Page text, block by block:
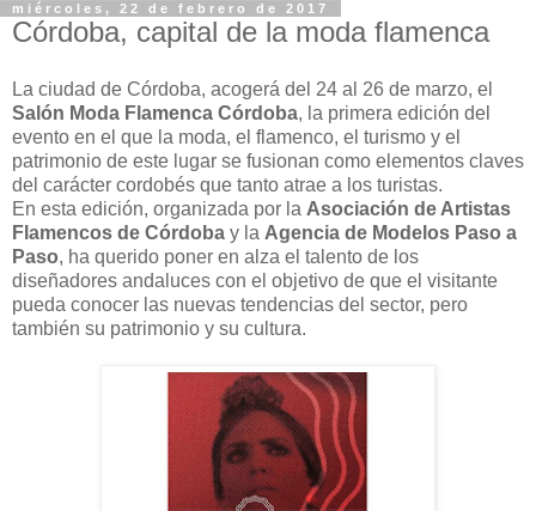
miércoles, 22 de febrero de 2017
Córdoba, capital de la moda flamenca
La ciudad de Córdoba, acogerá del 24 al 26 de marzo, el
Salón Moda Flamenca Córdoba, la primera edición del
evento en el que la moda, el flamenco, el turismo y el
patrimonio de este lugar se fusionan como elementos claves
del carácter cordobés que tanto atrae a los turistas.
En esta edición, organizada por la Asociación de Artistas
Flamencos de Córdoba y la Agencia de Modelos Paso a
Paso, ha querido poner en alza el talento de los
diseñadores andaluces con el objetivo de que el visitante
pueda conocer las nuevas tendencias del sector, pero
también su patrimonio y su cultura.